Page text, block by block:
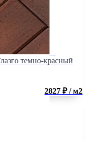
темно-красный
2827 ₽ / м2